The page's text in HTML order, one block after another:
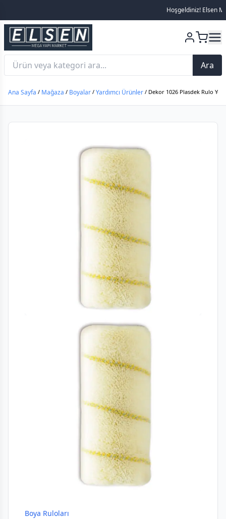
Hoşgeldiniz! Elsen
Ara
Ana Sayfa / Mağaza / Boyalar / Yardımcı Ürünler / Dekor 1026 Plasdek Rulo
Boya Ruloları